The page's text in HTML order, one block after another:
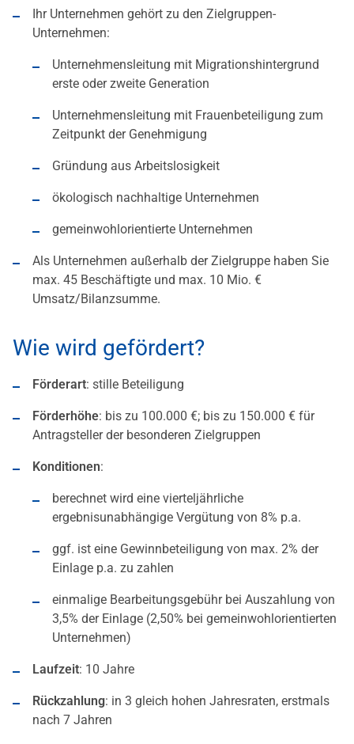
Ihr Unternehmen gehört zu den Zielgruppen-
Unternehmen:
Unternehmensleitung mit Migrationshintergrund
erste oder zweite Generation
Unternehmensleitung mit Frauenbeteiligung zum
Zeitpunkt der Genehmigung
Gründung aus Arbeitslosigkeit
ökologisch nachhaltige Unternehmen
gemeinwohlorientierte Unternehmen
Als Unternehmen außerhalb der Zielgruppe haben Sie
max. 45 Beschäftigte und max. 10 Mio. €
Umsatz/Bilanzsumme.
Wie wird gefördert?
Förderart: stille Beteiligung
Förderhöhe: bis zu 100.000 €; bis zu 150.000 € für
Antragsteller der besonderen Zielgruppen
Konditionen:
berechnet wird eine vierteljährliche
ergebnisunabhängige Vergütung von 8% p.a.
ggf. ist eine Gewinnbeteiligung von max. 2% der
Einlage p.a. zu zahlen
einmalige Bearbeitungsgebühr bei Auszahlung von
3,5% der Einlage (2,50% bei gemeinwohlorientierten
Unternehmen)
Laufzeit: 10 Jahre
Rückzahlung: in 3 gleich hohen Jahresraten, erstmals
nach 7 Jahren